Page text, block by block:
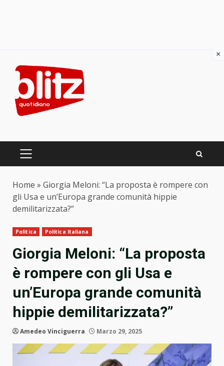
content
PRIMARY
Home » Giorgia Meloni: “La proposta è rompere con
gli Usa e un’Europa grande comunità hippie
demilitarizzata?”
Politica Politica Italiana
Giorgia Meloni: “La proposta
è rompere con gli Usa e
un’Europa grande comunità
hippie demilitarizzata?”
Amedeo Vinciguerra Marzo 29, 2025
×